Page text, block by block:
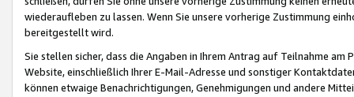
wiederaufleben zu lassen. Wenn Sie unsere vorherige Zustimmung
bereitgestellt wird.
Sie stellen sicher, dass die Angaben in Ihrem Antrag auf Teilnahme
Website, einschließlich Ihrer E-Mail-Adresse und sonstiger
können etwaige Benachrichtigungen, Genehmigungen und andere